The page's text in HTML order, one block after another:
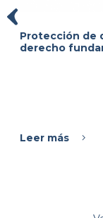
Protección de
derecho
Leer más